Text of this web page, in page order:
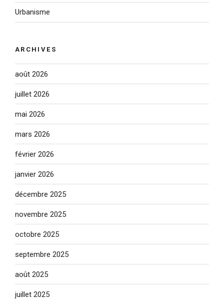
Urbanisme
ARCHIVES
août 2026
juillet 2026
mai 2026
mars 2026
février 2026
janvier 2026
décembre 2025
novembre 2025
octobre 2025
septembre 2025
août 2025
juillet 2025